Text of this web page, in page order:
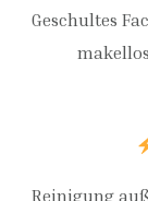
Geschultes
Reinigung